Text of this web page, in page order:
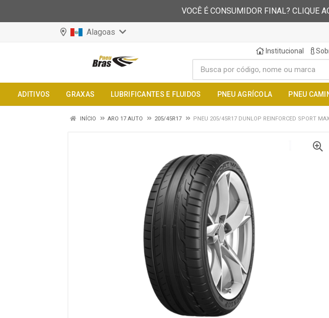
VOCÊ É CONSUMIDOR FINAL? CLIQUE
Alagoas
Institucional
ADITIVOS GRAXAS LUBRIFICANTES E FLUIDOS PNEU AGRÍCOLA PNEU
INÍCIO ARO 17 AUTO 205/45R17 PNEU 205/45R17 DUNLOP REINFORCED SPORT